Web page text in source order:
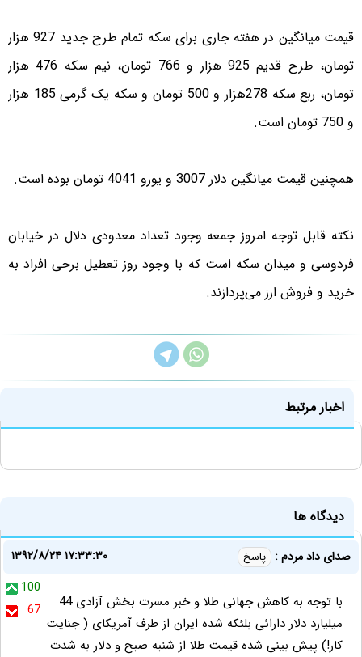
قیمت میانگین در هفته جاری برای سکه تمام طرح جدید 927 هزار
تومان، طرح قدیم 925 هزار و 766 تومان، نیم‌ سکه 476 هزار
تومان، ربع سکه 278هزار و 500 تومان و سکه یک گرمی 185 هزار
و 750 تومان است.
همچنین قیمت میانگین دلار 3007 و یورو 4041 تومان بوده است.
نکته‌ قابل توجه امروز جمعه وجود تعداد معدودی دلال در خیابان
فردوسی و میدان سکه است که با وجود روز تعطیل برخی افراد به
خرید و فروش ارز می‌پردازند.
اخبار مرتبط
دیدگاه ها
صدای داد مردم : پاسخ
۱۳۹۲/۸/۲۴ ۱۷:۳۳:۳۰
100
67
با توجه به کاهش جهانی طلا و خبر مسرت بخش آزادی 44
میلیارد دلار دارائی بلئکه شده ایران از طرف آمریکای ( جنایت
کار!) پیش بینی شده قیمت طلا از شنبه صبح و دلار به شدت